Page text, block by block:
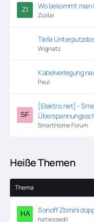
Wo bekommt
Ziollai
Tiefe
Wignatz
Kabelverlegung
Paul
[Elektro.net] -
SmartHome Forum
Heiße Themen
Thema
Sonoff Zbmini
hatiessedil